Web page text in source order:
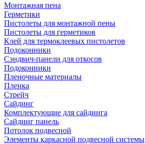
Монтажная пена
Герметики
Пистолеты для монтажной пены
Пистолеты для герметиков
Клей для термоклеевых пистолетов
Подоконники
Сэндвич-панели для откосов
Подоконники
Пленочные материалы
Пленка
Стрейч
Сайдинг
Комплектующие для сайдинга
Сайдинг панель
Потолок подвесной
Элементы каркасной подвесной системы